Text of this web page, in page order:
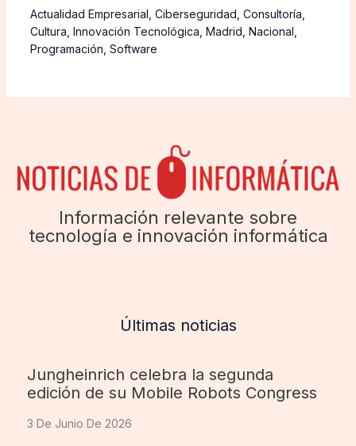
Actualidad Empresarial Ciberseguridad Consultoría
Cultura Innovación Tecnológica Madrid Nacional
Programación Software
Información relevante sobre
tecnología e innovación informática
Últimas noticias
Jungheinrich celebra la segunda
edición de su Mobile Robots Congress
3 De Junio De 2026